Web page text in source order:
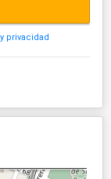
privacidad